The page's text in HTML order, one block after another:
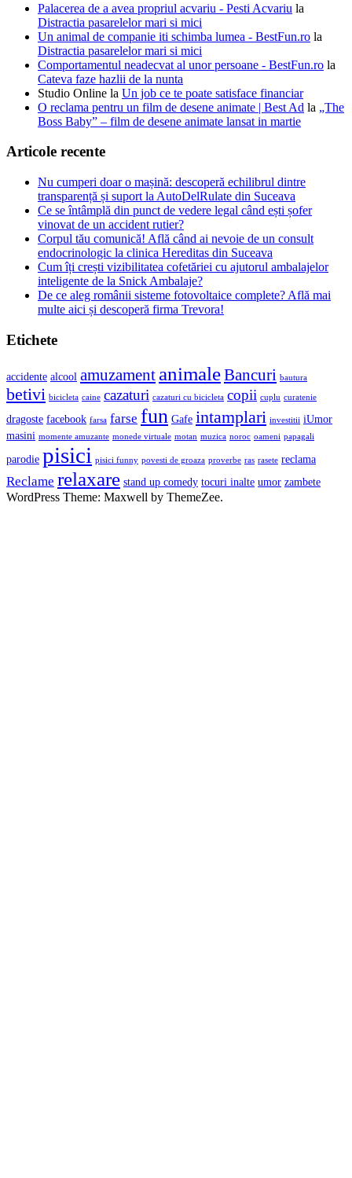
Palacerea de a avea propriul acvariu - Pesti Acvariu la
Distractia pasarelelor mari si mici
Un animal de companie iti schimba lumea - BestFun.ro la
Distractia pasarelelor mari si mici
Comportamentul neadecvat al unor persoane - BestFun.ro la
Cateva faze hazlii de la nunta
Studio Online la Un job ce te poate satisface financiar
O reclama pentru un film de desene animate | Best Ad la „The
Boss Baby” – film de desene animate lansat in martie
Articole recente
Nu cumperi doar o mașină: descoperă echilibrul dintre
transparență și suport la AutoDelRulate din Suceava
Ce se întâmplă din punct de vedere legal când ești șofer
vinovat de un accident rutier?
Corpul tău comunică! Află când ai nevoie de un consult
endocrinologic la clinica Hereditas din Suceava
Cum îți crești vizibilitatea cofetăriei cu ajutorul ambalajelor
inteligente de la Snick Ambalaje?
De ce aleg românii sisteme fotovoltaice complete? Află mai
multe aici și descoperă firma Trevora!
Etichete
accidente alcool amuzament animaleBancuri bautura
betivi bicicleta caine cazaturi cazaturi cu bicicleta copii cuplu curatenie
dragoste facebook farsa farse fun Gafe intamplari investitii iUmor
masini momente amuzante monede virtuale motan muzica noroc oameni papagali
parodie pisici pisici funny povesti de groaza proverbe ras rasete reclama
Reclame relaxare stand up comedy tocuri inalte umor zambete
WordPress Theme: Maxwell by ThemeZee.